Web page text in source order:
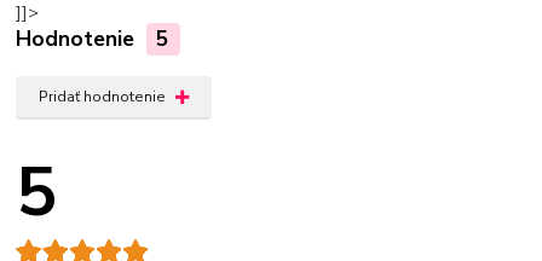
]]>
Hodnotenie 5
Pridať hodnotenie
5